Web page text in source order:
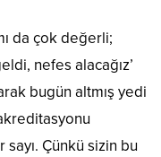
da çok değerli;
nefes alacağız’
bugün altmış yedi
Çünkü sizin bu